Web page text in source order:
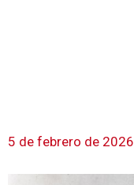
5 de febrero de 2026